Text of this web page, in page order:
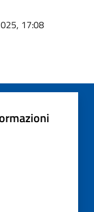
17:08